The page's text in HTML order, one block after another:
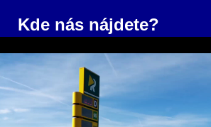
Kde nás nájdete?